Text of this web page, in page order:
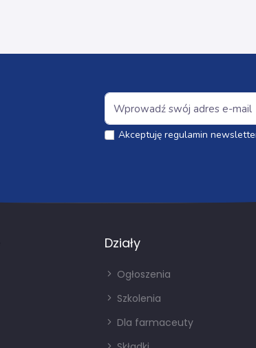
Akceptuję regulamin
Działy
Ogłoszenia
Szkolenia
Dla farmaceuty